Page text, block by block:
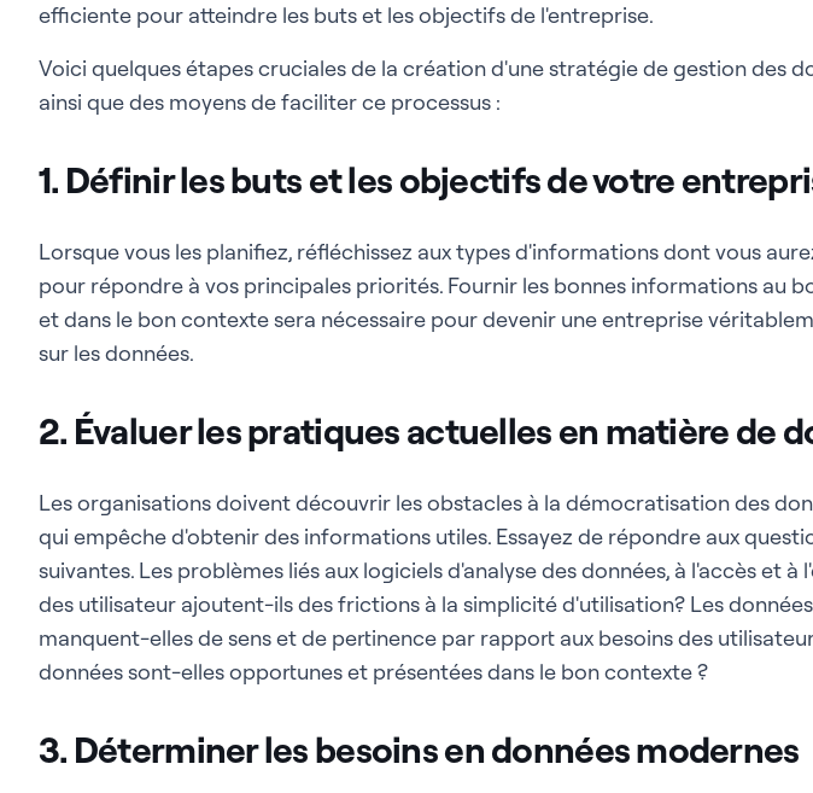
efficiente pour atteindre les buts et les objectifs de l'entreprise.
Voici quelques étapes cruciales de la création d'une stratégie de gestion des
ainsi que des moyens de faciliter ce processus :
1. Définir les buts et les objectifs de votre
Lorsque vous les planifiez, réfléchissez aux types d'informations dont vous
pour répondre à vos principales priorités. Fournir les bonnes informations au
et dans le bon contexte sera nécessaire pour devenir une entreprise
sur les données.
2. Évaluer les pratiques actuelles en matière de
Les organisations doivent découvrir les obstacles à la démocratisation des
qui empêche d'obtenir des informations utiles. Essayez de répondre aux
suivantes. Les problèmes liés aux logiciels d'analyse des données, à l'accès et à
des utilisateur ajoutent-ils des frictions à la simplicité d'utilisation? Les données
manquent-elles de sens et de pertinence par rapport aux besoins des
données sont-elles opportunes et présentées dans le bon contexte ?
3. Déterminer les besoins en données modernes